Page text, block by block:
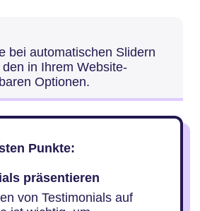
bei automatischen Slidern
in Ihrem Website-
Optionen.
Punkte:
präsentieren
von Testimonials auf